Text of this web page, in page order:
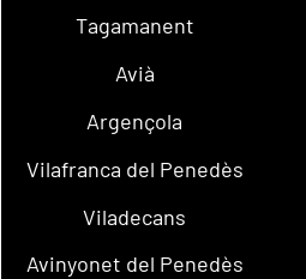
Tagamanent
Avià
Argençola
Vilafranca del Penedès
Viladecans
Avinyonet del Penedès